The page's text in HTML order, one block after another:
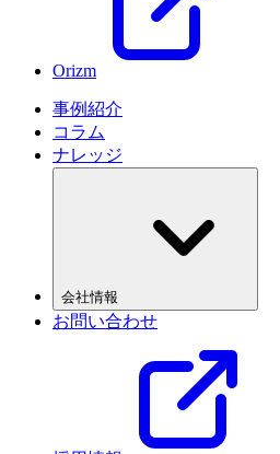
Orizm
事例紹介
コラム
ナレッジ
会社情報
お問い合わせ